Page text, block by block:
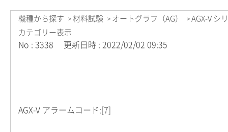
機種から探す > 材料試験 > オートグラフ（AG） > AGX-V シ
カテゴリー表示
No : 3338 更新日時 : 2022/02/02 09:35
AGX-V アラームコード:[7]